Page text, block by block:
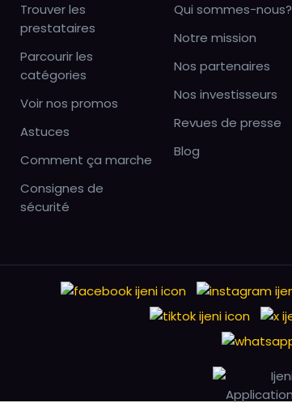
Trouver les
prestataires
Parcourir les
catégories
Voir nos promos
Astuces
Comment ça marche
Consignes de
sécurité
Qui sommes-nous?
Notre mission
Nos partenaires
Nos investisseurs
Revues de presse
Blog